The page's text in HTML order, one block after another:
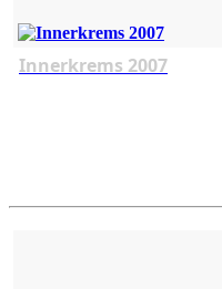
Innerkrems 2007